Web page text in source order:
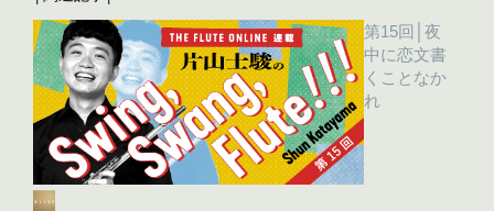
第15回│夜
中に恋文書
くことなか
れ